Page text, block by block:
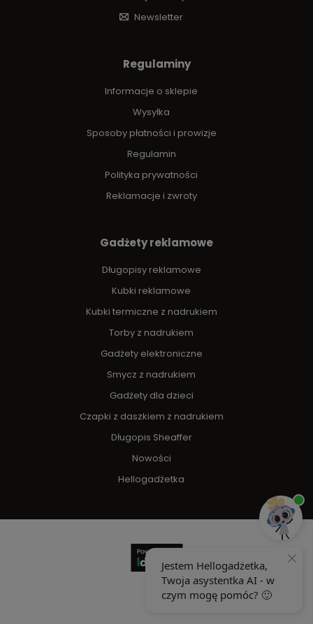
Newsletter
Regulaminy
Informacje o sklepie
Wysyłka
Sposoby płatności i prowizje
Regulamin
Polityka prywatności
Reklamacje i zwroty
Gadżety reklamowe
Długopisy reklamowe
Kubki reklamowe
Kubki termiczne z nadrukiem
Torby z nadrukiem
Gadżety elektroniczne
Smycz z nadrukiem
Gadżety dla dzieci
Czapki z daszkiem z nadrukiem
Długopis Sheaffer
Nowości
Hellogadżetka